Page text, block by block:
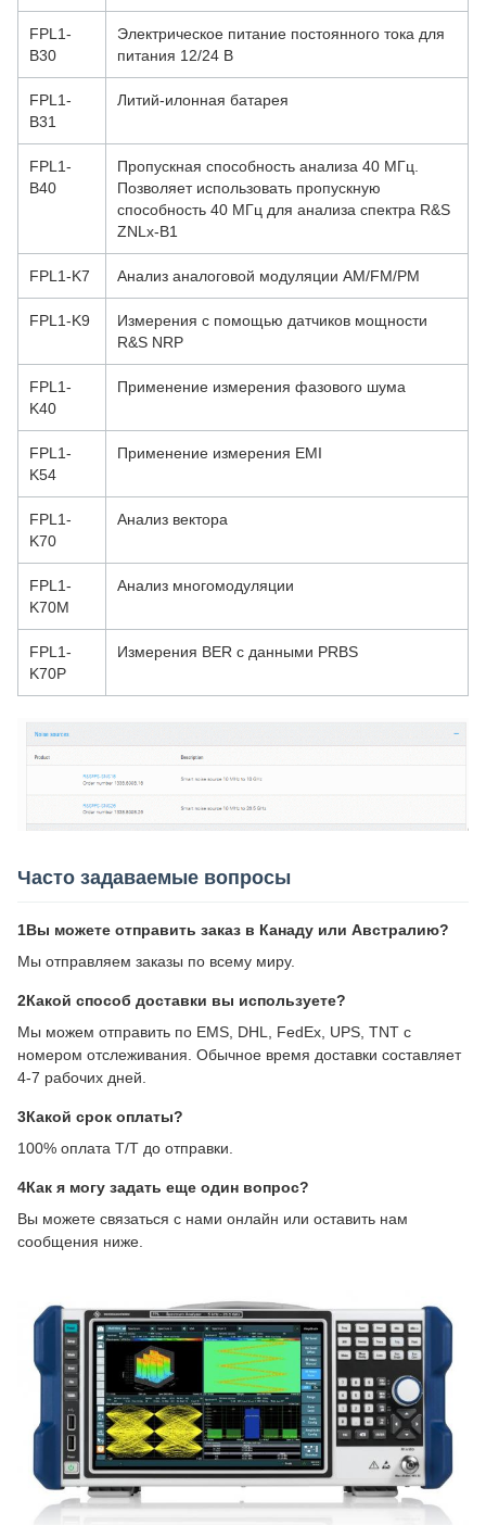
FPL1-
B30
Электрическое питание постоянного тока для
питания 12/24 В
FPL1-
B31
Литий-илонная батарея
FPL1-
B40
Пропускная способность анализа 40 МГц.
Позволяет использовать пропускную
способность 40 МГц для анализа спектра R&S
ZNLx-B1
FPL1-K7 Анализ аналоговой модуляции AM/FM/PM
FPL1-K9
Измерения с помощью датчиков мощности
R&S NRP
FPL1-
K40
Применение измерения фазового шума
FPL1-
K54
Применение измерения EMI
FPL1-
K70
Анализ вектора
FPL1-
K70M
Анализ многомодуляции
FPL1-
K70P
Измерения BER с данными PRBS
Часто задаваемые вопросы
1Вы можете отправить заказ в Канаду или Австралию?
Мы отправляем заказы по всему миру.
2Какой способ доставки вы используете?
Мы можем отправить по EMS, DHL, FedEx, UPS, TNT с
номером отслеживания. Обычное время доставки составляет
4-7 рабочих дней.
3Какой срок оплаты?
100% оплата T/T до отправки.
4Как я могу задать еще один вопрос?
Вы можете связаться с нами онлайн или оставить нам
сообщения ниже.